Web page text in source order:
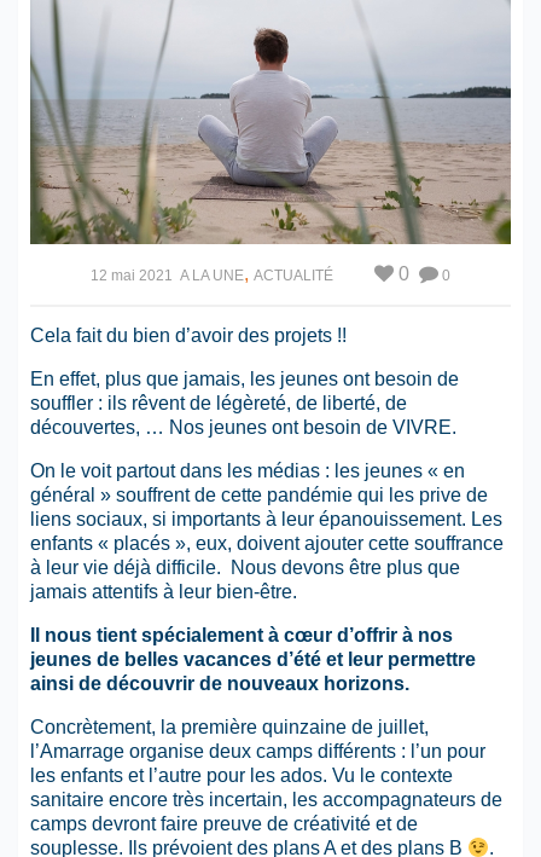
12 mai 2021 A LA UNE, ACTUALITÉ 0
0
Cela fait du bien d’avoir des projets !!
En effet, plus que jamais, les jeunes ont besoin de
souffler : ils rêvent de légèreté, de liberté, de
découvertes, … Nos jeunes ont besoin de VIVRE.
On le voit partout dans les médias : les jeunes « en
général » souffrent de cette pandémie qui les prive de
liens sociaux, si importants à leur épanouissement. Les
enfants « placés », eux, doivent ajouter cette souffrance
à leur vie déjà difficile. Nous devons être plus que
jamais attentifs à leur bien-être.
Il nous tient spécialement à cœur d’offrir à nos
jeunes de belles vacances d’été et leur permettre
ainsi de découvrir de nouveaux horizons.
Concrètement, la première quinzaine de juillet,
l’Amarrage organise deux camps différents : l’un pour
les enfants et l’autre pour les ados. Vu le contexte
sanitaire encore très incertain, les accompagnateurs de
camps devront faire preuve de créativité et de
souplesse. Ils prévoient des plans A et des plans B
.